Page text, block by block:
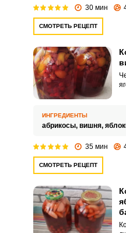
30 мин
СМОТРЕТЬ РЕЦЕПТ
ИНГРЕДИЕНТЫ
абрикосы, вишня,
35 мин
СМОТРЕТЬ РЕЦЕПТ